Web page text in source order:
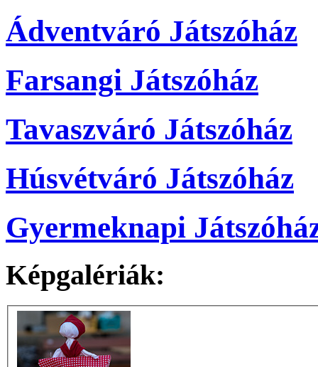
Ádventváró Játszóház
Farsangi Játszóház
Tavaszváró Játszóház
Húsvétváró Játszóház
Gyermeknapi
Képgalériák: